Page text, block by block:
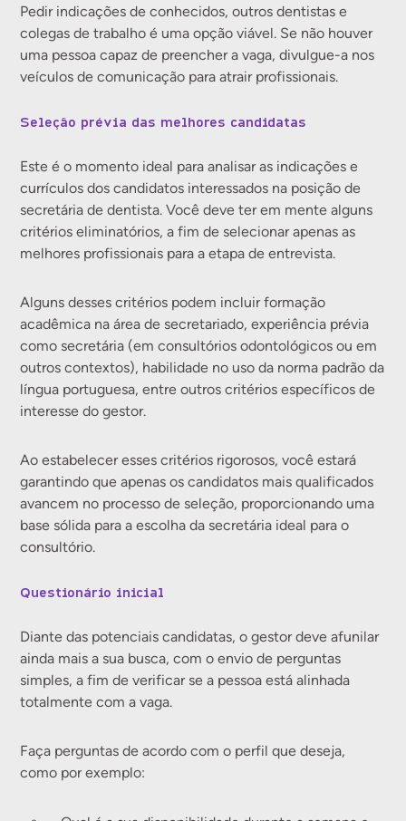
Pedir indicações de conhecidos, outros dentistas e
colegas de trabalho é uma opção viável. Se não houver
uma pessoa capaz de preencher a vaga, divulgue-a nos
veículos de comunicação para atrair profissionais.
Seleção prévia das melhores candidatas
Este é o momento ideal para analisar as indicações e
currículos dos candidatos interessados na posição de
secretária de dentista. Você deve ter em mente alguns
critérios eliminatórios, a fim de selecionar apenas as
melhores profissionais para a etapa de entrevista.
Alguns desses critérios podem incluir formação
acadêmica na área de secretariado, experiência prévia
como secretária (em consultórios odontológicos ou em
outros contextos), habilidade no uso da norma padrão da
língua portuguesa, entre outros critérios específicos de
interesse do gestor.
Ao estabelecer esses critérios rigorosos, você estará
garantindo que apenas os candidatos mais qualificados
avancem no processo de seleção, proporcionando uma
base sólida para a escolha da secretária ideal para o
consultório.
Questionário inicial
Diante das potenciais candidatas, o gestor deve afunilar
ainda mais a sua busca, com o envio de perguntas
simples, a fim de verificar se a pessoa está alinhada
totalmente com a vaga.
Faça perguntas de acordo com o perfil que deseja,
como por exemplo: